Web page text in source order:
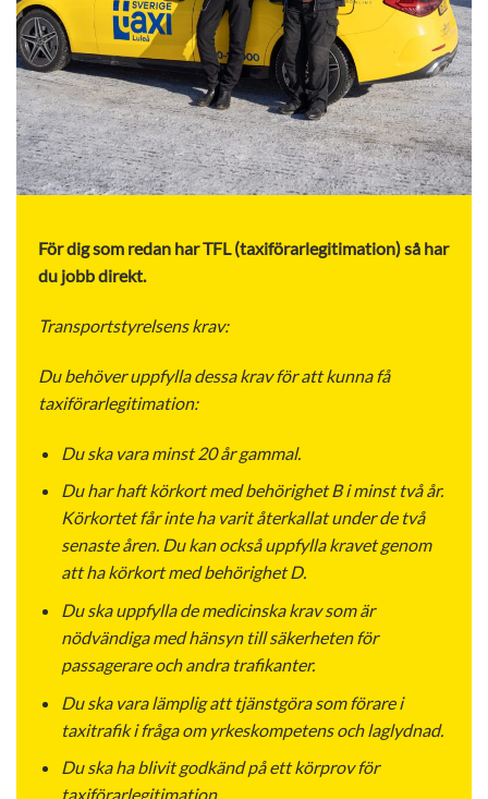
För dig som redan har TFL (taxiförarlegitimation) så har
du jobb direkt.
Transportstyrelsens krav:
Du behöver uppfylla dessa krav för att kunna få
taxiförarlegitimation:
Du ska vara minst 20 år gammal.
Du har haft körkort med behörighet B i minst två år.
Körkortet får inte ha varit återkallat under de två
senaste åren. Du kan också uppfylla kravet genom
att ha körkort med behörighet D.
Du ska uppfylla de medicinska krav som är
nödvändiga med hänsyn till säkerheten för
passagerare och andra trafikanter.
Du ska vara lämplig att tjänstgöra som förare i
taxitrafik i fråga om yrkeskompetens och laglydnad.
Du ska ha blivit godkänd på ett körprov för
taxiförarlegitimation.